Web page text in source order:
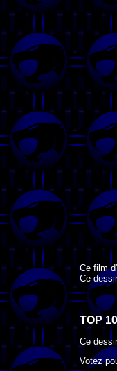
Ce film
Ce
TOP
Ce
Votez